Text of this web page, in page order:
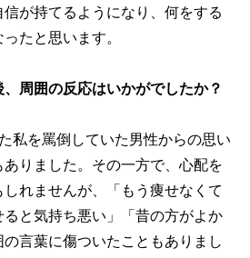
が持てるようになり、何をする
たと思います。
周囲の反応はいかがでしたか？
私を罵倒していた男性からの思い
りました。その一方で、心配を
れませんが、「もう痩せなくて
と気持ち悪い」「昔の方がよか
言葉に傷ついたこともありまし